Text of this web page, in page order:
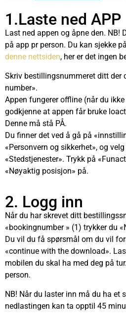
1.Laste ned APP
Last ned appen og åpne den. NB!
på app pr person. Du kan sjekke
denne nettsiden, her er det ingen
Skriv bestillingsnummeret ditt der
number».
Appen fungerer offline (når du
godkjenne at appen får bruke
Denne må stå PÅ.
Du finner det ved å gå på
«Personvern og sikkerhet», og velg
«Stedstjenester». Trykk på
«Nøyaktig posisjon» på.
2. Logg inn
Når du har skrevet ditt
«bookingnumber » (1) trykker du
Du vil du få spørsmål om du vil
«continue with the download».
mobilen du skal ha med deg på
person.
NB! Når du laster inn må du ha et
nedlastingen kan ta opptil 45